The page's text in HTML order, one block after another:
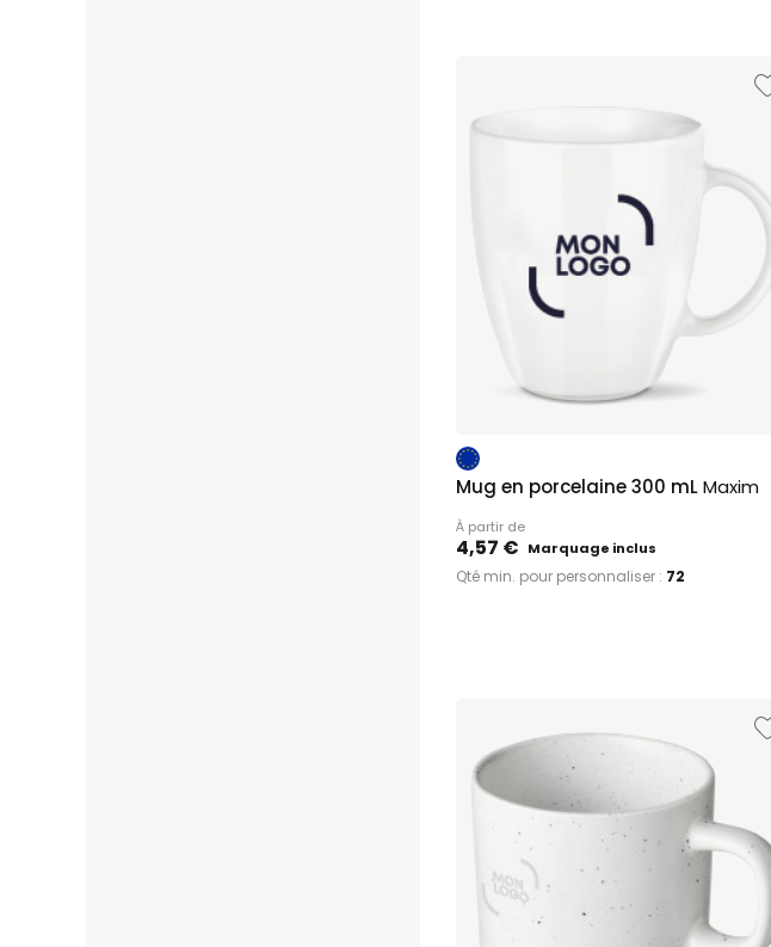
Mug en porcelaine 300 mLMaxim
À partir de
4,57 € Marquage inclus
Qté min. pour personnaliser : 72